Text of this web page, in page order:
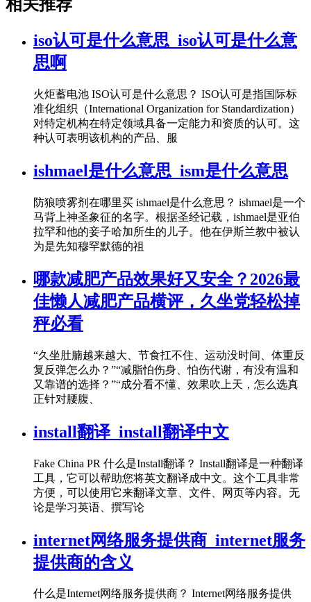
相关推荐
iso认可是什么意思_iso认可是什么意
思啊
火炬蓄电池 ISO认可是什么意思？ ISO认可是指国际标
准化组织（International Organization for Standardization）
对特定机构在特定领域具备一定能力和资质的认可。这
种认可表明该机构的产品、服
ishmael是什么意思_ism是什么意思
防狼喷雾剂在哪里买 ishmael是什么意思？ ishmael是一个
马背上神圣象征的名字。根据圣经记载，ishmael是亚伯
拉罕和他的妾子哈加所生的儿子。他在伊斯兰教中被认
为是先知穆罕默德的祖
哪款减肥产品效果好又安全？2026最
佳懒人减肥产品横评，久坐党轻松掉
秤必看
“久坐肚腩越来越大、节食扛不住、运动没时间、体重反
复反弹怎么办？”“减脂怕伤身、怕伤代谢，有没有温和
又靠谱的选择？”“成分看不懂、效果吹上天，怎么选真
正针对腰腹、
install翻译_install翻译中文
Fake China PR 什么是Install翻译？ Install翻译是一种翻译
工具，它可以帮助您将英文翻译成中文。这个工具非常
方便，可以使用它来翻译文章、文件、网页等内容。无
论是学习英语、撰写论
internet网络服务提供商_internet服务
提供商的含义
什么是Internet网络服务提供商？ Internet网络服务提供